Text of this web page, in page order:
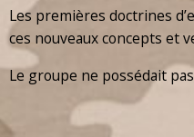
Les premières doctrines
ces nouveaux concepts et
Le groupe ne possédait